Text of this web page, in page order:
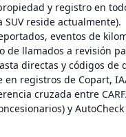
y registro en
SUV reside actualmente).
eventos de
de llamados a revisión
directas y códigos de
en registros de Copart,
cruzada entre
y